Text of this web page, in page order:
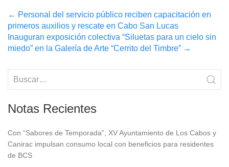
Post
navigation
← Personal del servicio público reciben capacitación en
primeros auxilios y rescate en Cabo San Lucas
Inauguran exposición colectiva “Siluetas para un cielo sin
miedo” en la Galería de Arte “Cerrito del Timbre” →
Notas Recientes
Con “Sabores de Temporada”, XV Ayuntamiento de Los Cabos y
Canirac impulsan consumo local con beneficios para residentes
de BCS